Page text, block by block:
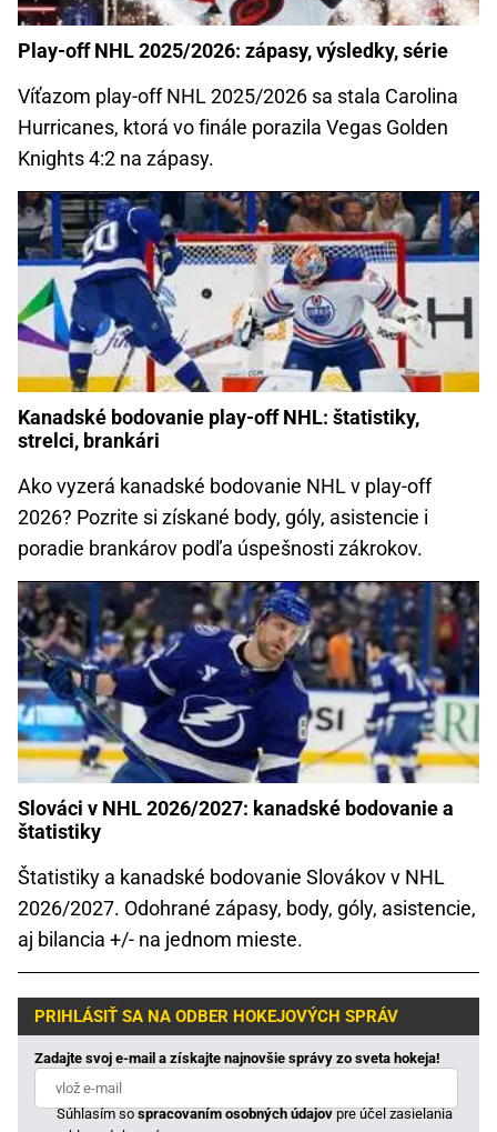
Play-off NHL 2025/2026: zápasy, výsledky, série
Víťazom play-off NHL 2025/2026 sa stala Carolina
Hurricanes, ktorá vo finále porazila Vegas Golden
Knights 4:2 na zápasy.
Kanadské bodovanie play-off NHL: štatistiky,
strelci, brankári
Ako vyzerá kanadské bodovanie NHL v play-off
2026? Pozrite si získané body, góly, asistencie i
poradie brankárov podľa úspešnosti zákrokov.
Slováci v NHL 2026/2027: kanadské bodovanie a
štatistiky
Štatistiky a kanadské bodovanie Slovákov v NHL
2026/2027. Odohrané zápasy, body, góly, asistencie,
aj bilancia +/- na jednom mieste.
PRIHLÁSIŤ SA NA ODBER HOKEJOVÝCH SPRÁV
Zadajte svoj e-mail a získajte najnovšie správy zo sveta hokeja!
Súhlasím sospracovaním osobných údajovpre účel zasielania